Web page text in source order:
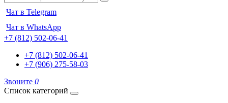
Чат в Telegram
Чат в WhatsApp
+7 (812) 502-06-41
+7 (812) 502-06-41
+7 (906) 275-58-03
Звоните 0
Список категорий